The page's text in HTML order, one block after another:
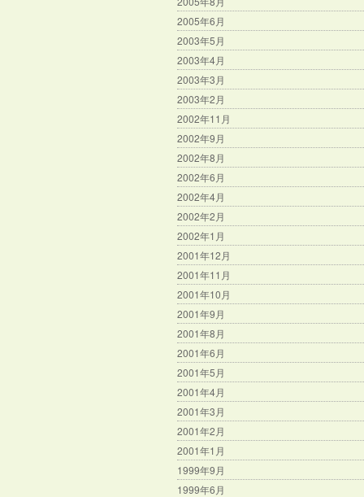
2005年6月
2003年5月
2003年4月
2003年3月
2003年2月
2002年11月
2002年9月
2002年8月
2002年6月
2002年4月
2002年2月
2002年1月
2001年12月
2001年11月
2001年10月
2001年9月
2001年8月
2001年6月
2001年5月
2001年4月
2001年3月
2001年2月
2001年1月
1999年9月
1999年6月